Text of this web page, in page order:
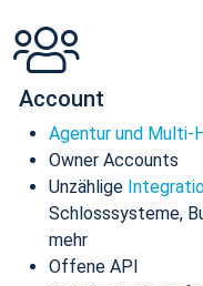
Account
Agentur und Multi-
Owner Accounts
Unzählige
Schlosssysteme,
mehr
Offene API